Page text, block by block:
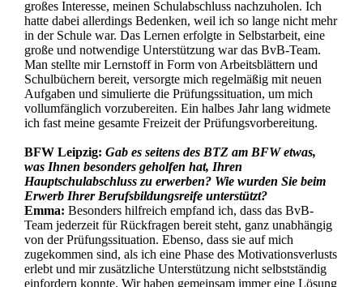
großes Interesse, meinen Schulabschluss nachzuholen. Ich
hatte dabei allerdings Bedenken, weil ich so lange nicht mehr
in der Schule war. Das Lernen erfolgte in Selbstarbeit, eine
große und notwendige Unterstützung war das BvB-Team.
Man stellte mir Lernstoff in Form von Arbeitsblättern und
Schulbüchern bereit, versorgte mich regelmäßig mit neuen
Aufgaben und simulierte die Prüfungssituation, um mich
vollumfänglich vorzubereiten. Ein halbes Jahr lang widmete
ich fast meine gesamte Freizeit der Prüfungsvorbereitung.
BFW Leipzig: Gab es seitens des BTZ am BFW etwas,
was Ihnen besonders geholfen hat, Ihren
Hauptschulabschluss zu erwerben? Wie wurden Sie beim
Erwerb Ihrer Berufsbildungsreife unterstützt?
Emma: Besonders hilfreich empfand ich, dass das BvB-
Team jederzeit für Rückfragen bereit steht, ganz unabhängig
von der Prüfungssituation. Ebenso, dass sie auf mich
zugekommen sind, als ich eine Phase des Motivationsverlusts
erlebt und mir zusätzliche Unterstützung nicht selbstständig
einfordern konnte. Wir haben gemeinsam immer eine Lösung